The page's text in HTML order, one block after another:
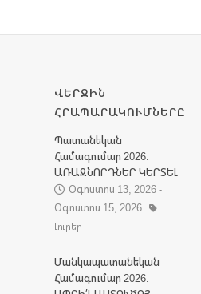
ՎԵՐՋԻՆ
ՀՐԱՊԱՐԱԿՈՒՄՆԵՐԸ
Պատանեկան
Համագումար 2026.
ԱՌԱՋՆՈՐԴՆԵՐ ԿԵՐՏԵԼ
Օգոստոս 13, 2026 -
Օգոստոս 15, 2026
Լուրեր
Մանկապատանեկան
Համագումար 2026.